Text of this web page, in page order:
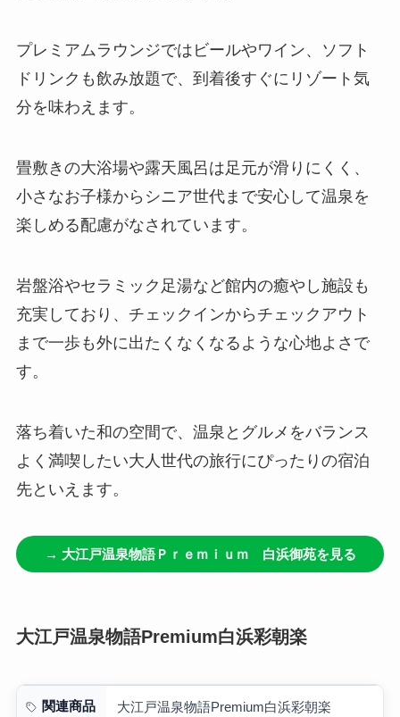
プレミアムラウンジではビールやワイン、ソフト
ドリンクも飲み放題で、到着後すぐにリゾート気
分を味わえます。
畳敷きの大浴場や露天風呂は足元が滑りにくく、
小さなお子様からシニア世代まで安心して温泉を
楽しめる配慮がなされています。
岩盤浴やセラミック足湯など館内の癒やし施設も
充実しており、チェックインからチェックアウト
まで一歩も外に出たくなくなるような心地よさで
す。
落ち着いた和の空間で、温泉とグルメをバランス
よく満喫したい大人世代の旅行にぴったりの宿泊
先といえます。
→ 大江戸温泉物語Ｐｒｅｍｉｕｍ 白浜御苑を見る
大江戸温泉物語Premium白浜彩朝楽
関連商品 大江戸温泉物語Premium白浜彩朝楽